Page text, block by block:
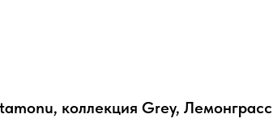
коллекция Grey, Лемонграсс